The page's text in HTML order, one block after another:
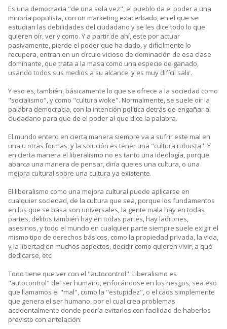
Es una democracia "de una sola vez", el pueblo da el poder a una
minoría populista, con un marketing exacerbado, en el que se
estudian las debilidades del ciudadano y se les dice todo lo que
quieren oír, ver y como. Y a partir de ahí, este por actuar
pasivamente, pierde el poder que ha dado, y difícilmente lo
recupera, entran en un círculo vicioso de dominación de esa clase
dominante, que trata a la masa como una especie de ganado,
usando todos sus medios a su alcance, y es muy difícil salir.
Y eso es, también, básicamente lo que se ofrece a la sociedad como
"socialismo", y como "cultura woke". Normalmente, se suele oír la
palabra democracia, con la intención política detrás de engañar al
ciudadano para que de el poder al que dice la palabra.
El mundo entero en cierta manera siempre va a sufrir este mal en
una u otras formas, y la solución es tener una "cultura robusta". Y
en cierta manera el liberalismo no es tanto una ideología, porque
abarca una manera de pensar, diría que es una cultura, o una
mejora cultural sobre una cultura ya existente.
El liberalismo como una mejora cultural puede aplicarse en
cualquier sociedad, de la cultura que sea, porque los fundamentos
en los que se basa son universales, la gente mala hay en todas
partes, delitos también hay en todas partes, hay ladrones,
asesinos, y todo el mundo en cualquier parte siempre suele exigir el
mismo tipo de derechos básicos, como la propiedad privada, la vida,
y la libertad en muchos aspectos, decidir como quieren vivir, a qué
dedicarse, etc.
Todo tiene que ver con el "autocontrol". Liberalismo es
"autocontrol" del ser humano, enfocándose en los riesgos, sea eso
que llamamos el "mal", como la "estupidez", o el caos simplemente
que genera el ser humano, por el cual crea problemas
accidentalmente donde podría evitarlos con facilidad de haberlos
previsto con antelación.